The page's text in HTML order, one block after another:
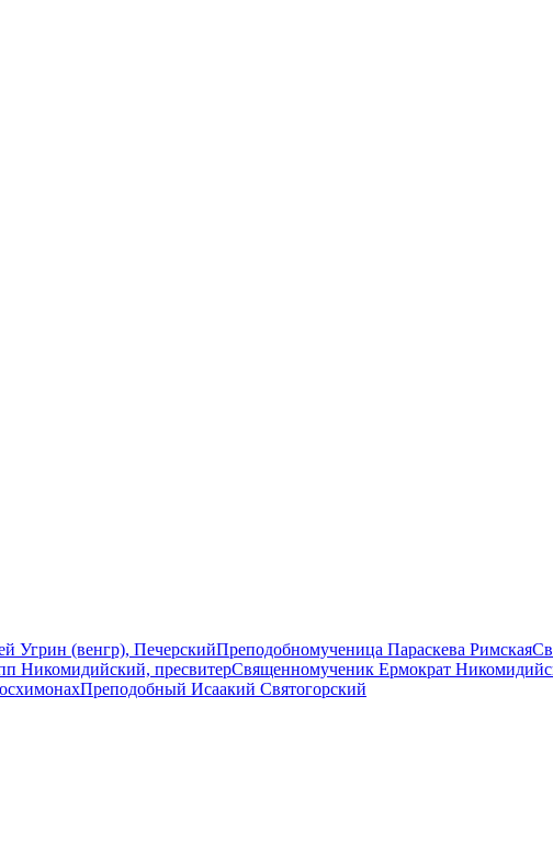
Угрин (венгр), ПечерскийПреподобномученица Параскева Римская
Никомидийский, пресвитерСвященномученик Ермократ
Преподобный Исаакий Святогорский